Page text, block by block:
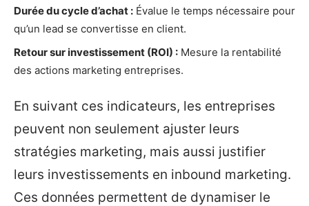
Durée du cycle d’achat : Évalue le temps nécessaire pour
qu’un lead se convertisse en client.
Retour sur investissement (ROI) : Mesure la rentabilité
des actions marketing entreprises.
En suivant ces indicateurs, les entreprises
peuvent non seulement ajuster leurs
stratégies marketing, mais aussi justifier
leurs investissements en inbound marketing.
Ces données permettent de dynamiser le